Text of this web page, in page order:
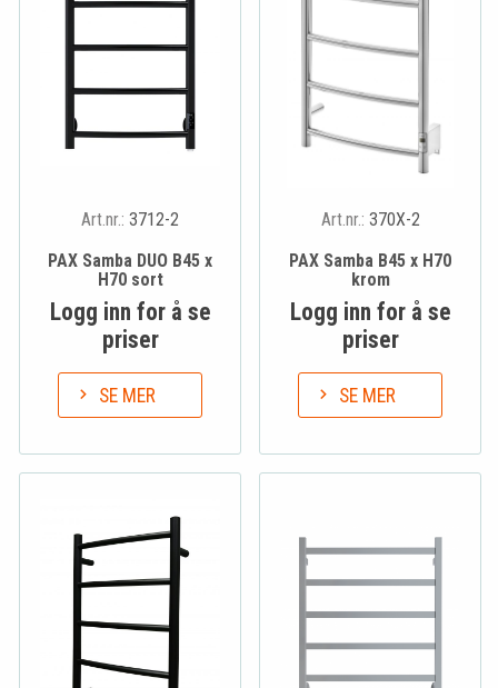
Art.nr.: 3712-2
PAX Samba DUO B45 x
H70 sort
Logg inn for å se
priser
SE MER
Art.nr.: 370X-2
PAX Samba B45 x H70
krom
Logg inn for å se
priser
SE MER